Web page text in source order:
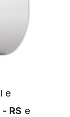
e
RS e